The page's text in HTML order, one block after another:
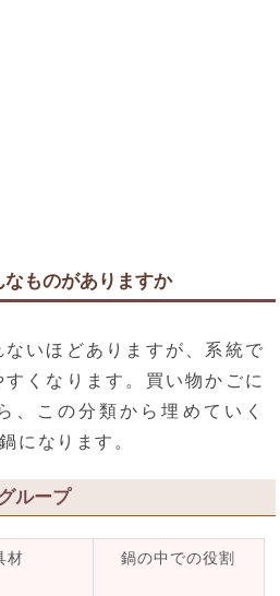
ものがありますか
いほどありますが、系統で
くなります。買い物かごに
、この分類から埋めていく
になります。
ループ
材 鍋の中での役割